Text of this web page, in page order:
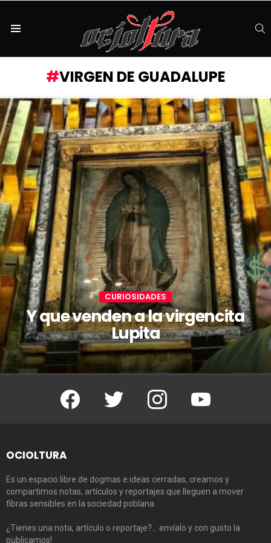
VIRGEN DE GUADALUPE
CURIOSIDADES
Y que venden a la virgencita
Lupita
Facebook Twitter Instagram Youtube
OCIOLTURA
Es un espacio libre de dogmas e ideas cerradas, creamos y
compartimos notas, artículos y reportajes que lleguen a mover
fibras sensibles en la sociedad poblana.
¿Tienes una nota, artículo o reportaje?… envíalo y con gusto la
publicamos!